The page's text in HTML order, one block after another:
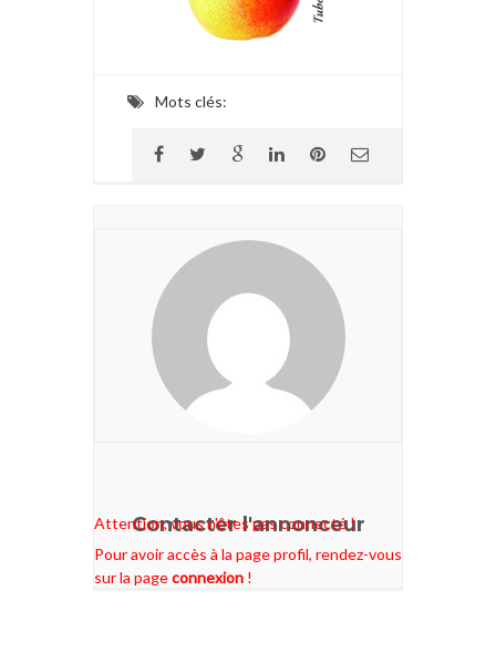
Mots clés:
Contacter l'annonceur
Attention, vous n'êtes pas connecté !
Pour avoir accès à la page profil, rendez-vous
sur la pageconnexion !